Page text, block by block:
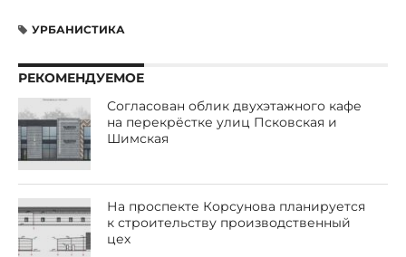
УРБАНИСТИКА
РЕКОМЕНДУЕМОЕ
Согласован облик двухэтажного кафе
на перекрёстке улиц Псковская и
Шимская
На проспекте Корсунова планируется
к строительству производственный
цех